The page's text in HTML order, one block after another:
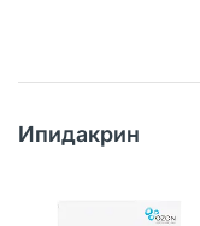
Ипидакрин